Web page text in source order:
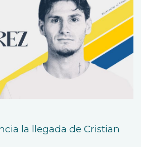
la llegada de Cristian